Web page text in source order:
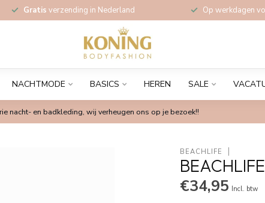
Gratis verzending in Nederland Op werkdagen
NACHTMODE BASICS HEREN SALE
nacht- en badkleding, wij verheugen ons op je bezoek!!
BEACHLIFE
€34,95 Incl. btw